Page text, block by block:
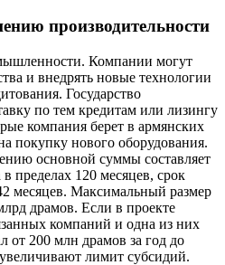
производительности
Компании могут
и внедрять новые технологии
Государство
по тем кредитам или лизингу
компания берет в армянских
покупку нового оборудования.
основной суммы составляет
пределах 120 месяцев, срок
месяцев. Максимальный размер
драмов. Если в проекте
компаний и одна из них
от 200 млн драмов за год до
лимит субсидий.